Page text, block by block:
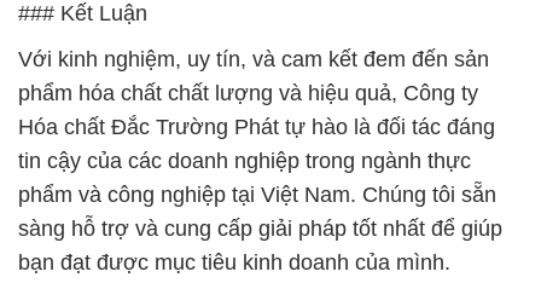
### Kết Luận
Với kinh nghiệm, uy tín, và cam kết đem đến sản
phẩm hóa chất chất lượng và hiệu quả, Công ty
Hóa chất Đắc Trường Phát tự hào là đối tác đáng
tin cậy của các doanh nghiệp trong ngành thực
phẩm và công nghiệp tại Việt Nam. Chúng tôi sẵn
sàng hỗ trợ và cung cấp giải pháp tốt nhất để giúp
bạn đạt được mục tiêu kinh doanh của mình.